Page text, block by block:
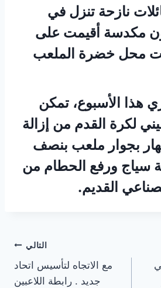
نازحة تنزل في
مكدسة أقيمت على
محل خضرة الملعب
هذا الأسبوع، تمكن
لكرة القدم من إزالة
بجوار ملعب بنصف
سياج ورفع الحطام من
القديم.
التالي
مع الاتجاه لتأسيس اتحاد
جديد . رابطة اللاعبين